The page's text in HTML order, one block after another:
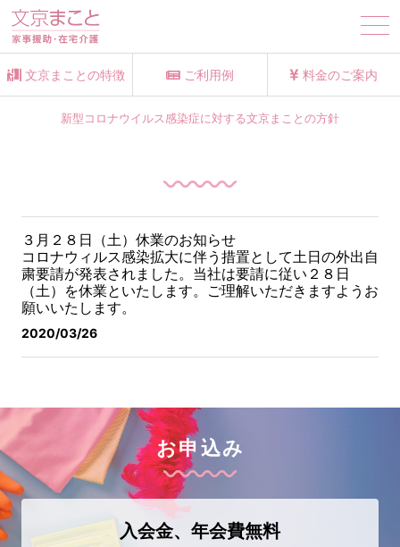
文京まことの特徴 ご利用例 料金のご案内
新型コロナウイルス感染症に対する文京まことの方針
３月２８日（土）休業のお知らせ
コロナウィルス感染拡大に伴う措置として土日の外出自
粛要請が発表されました。 当社は要請に従い２８日
（土）を休業といたします。ご理解いただきますようお
願いいたします。
2020/03/26
お申込み
入会金、年会費無料